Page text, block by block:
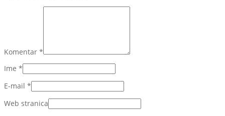
Komentar *
Ime *
E-mail *
Web stranica